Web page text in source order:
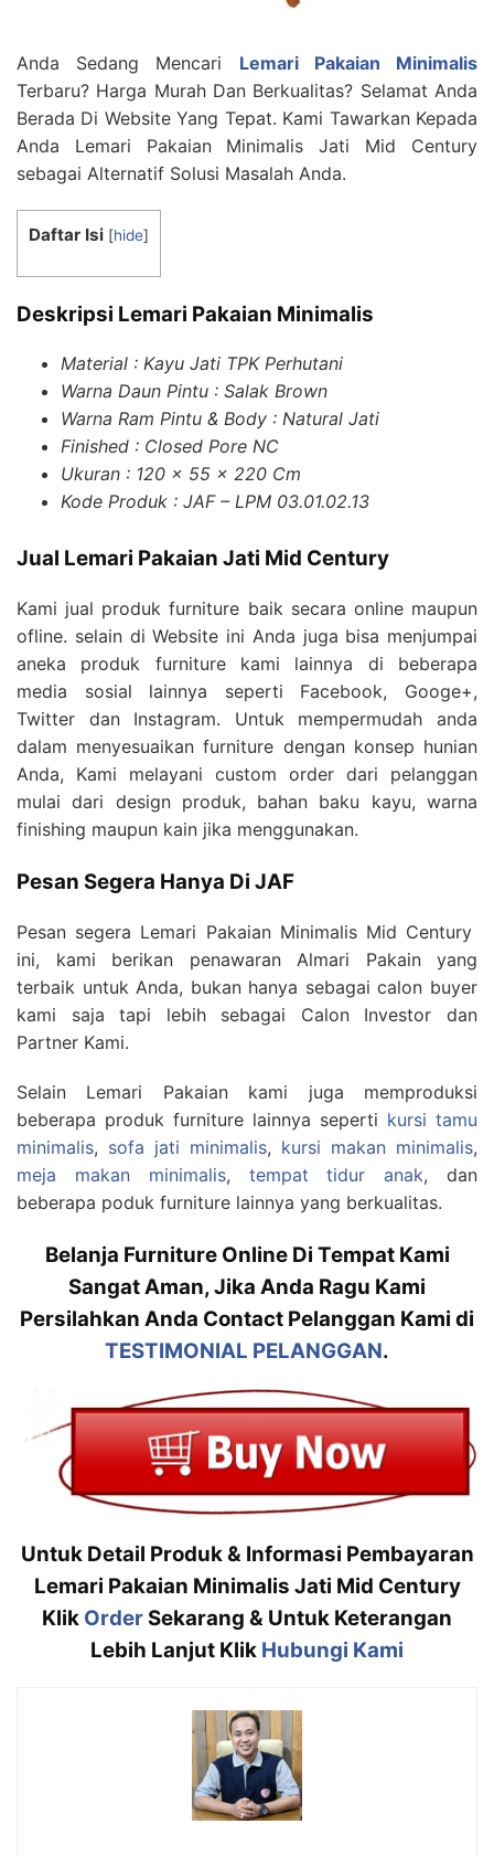
Anda Sedang Mencari Lemari Pakaian Minimalis
Terbaru? Harga Murah Dan Berkualitas? Selamat Anda
Berada Di Website Yang Tepat. Kami Tawarkan Kepada
Anda Lemari Pakaian Minimalis Jati Mid Century
sebagai Alternatif Solusi Masalah Anda.
Daftar Isi [hide]
Deskripsi Lemari Pakaian Minimalis
Material : Kayu Jati TPK Perhutani
Warna Daun Pintu : Salak Brown
Warna Ram Pintu & Body : Natural Jati
Finished : Closed Pore NC
Ukuran : 120 x 55 x 220 Cm
Kode Produk : JAF – LPM 03.01.02.13
Jual Lemari Pakaian Jati Mid Century
Kami jual produk furniture baik secara online maupun
ofline. selain di Website ini Anda juga bisa menjumpai
aneka produk furniture kami lainnya di beberapa
media sosial lainnya seperti Facebook, Googe+,
Twitter dan Instagram. Untuk mempermudah anda
dalam menyesuaikan furniture dengan konsep hunian
Anda, Kami melayani custom order dari pelanggan
mulai dari design produk, bahan baku kayu, warna
finishing maupun kain jika menggunakan.
Pesan Segera Hanya Di JAF
Pesan segera Lemari Pakaian Minimalis Mid Century
ini, kami berikan penawaran Almari Pakain yang
terbaik untuk Anda, bukan hanya sebagai calon buyer
kami saja tapi lebih sebagai Calon Investor dan
Partner Kami.
Selain Lemari Pakaian kami juga memproduksi
beberapa produk furniture lainnya seperti kursi tamu
minimalis, sofa jati minimalis, kursi makan minimalis,
meja makan minimalis, tempat tidur anak, dan
beberapa poduk furniture lainnya yang berkualitas.
Belanja Furniture Online Di Tempat Kami
Sangat Aman, Jika Anda Ragu Kami
Persilahkan Anda Contact Pelanggan Kami di
TESTIMONIAL PELANGGAN.
Untuk Detail Produk & Informasi Pembayaran
Lemari Pakaian Minimalis Jati Mid Century
Klik OrderSekarang & Untuk Keterangan
Lebih Lanjut Klik Hubungi Kami